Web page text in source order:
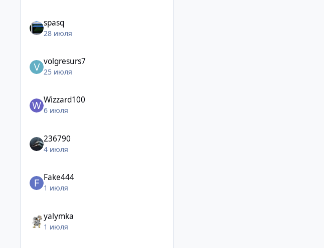
spasq
28 июля
volgresurs7
25 июля
Wizzard100
6 июля
236790
4 июля
Fake444
1 июля
yalymka
1 июля